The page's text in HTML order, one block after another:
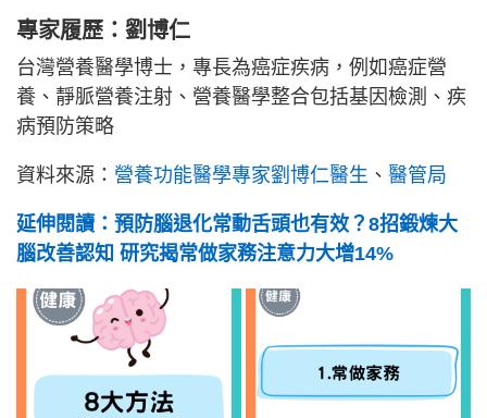
專家履歷：劉博仁
台灣營養醫學博士，專長為癌症疾病，例如癌症營
養、靜脈營養注射、營養醫學整合包括基因檢測、疾
病預防策略
資料來源： 營養功能醫學專家劉博仁醫生 、 醫管局
延伸閱讀：預防腦退化常動舌頭也有效？8招鍛煉大
腦改善認知 研究揭常做家務注意力大增14%